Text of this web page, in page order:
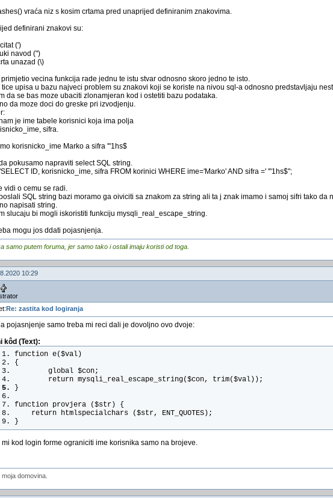
vraća niz s kosim crtama pred unaprijed definiranim znakovima.
definirani znakovi su:
(')
navod (")
unazad (\)
vecina funkcija rade jednu te istu stvar odnosno skoro jedno te isto.
tice upisa u bazu najveci problem su znakovi koji se koriste na nivou sql-a odnosno predstavljaju
da se bas moze ubaciti zlonamjeran kod i ostetiti bazu podataka.
da moze doci do greske pri izvodjenju.
je ime tabele korisnici koja ima polja
sifra.
korisnicko_ime Marko a sifra '"1hs$
pokusamo napraviti select SQL string.
ID, korisnicko_ime, sifra FROM korinici WHERE ime='Marko' AND sifra =' '"1hs$";
vidi o cemu se radi.
SQL string bazi moramo ga oiviciti sa znakom za string ali ta j znak imamo i samoj sifri tako da
napisati string.
slucaju bi mogli iskoristiti funkciju mysqli_real_escape_string.
mogu jos ddati pojasnjenja.
samo putem foruma, jer samo tako i ostali imaju koristi od toga.
10:29
Re: zastita kod logiranja
pojasnjenje samo treba mi reci dali je dovoljno ovo dvoje:
kôd (Text):
function e($val)
{
global $con;
return mysqli_real_escape_string($con, trim($val));
}
function provjera ($str) {
return htmlspecialchars ($str, ENT_QUOTES);
}
mi kod login forme ograniciti ime korisnika samo na brojeve.
domovina.